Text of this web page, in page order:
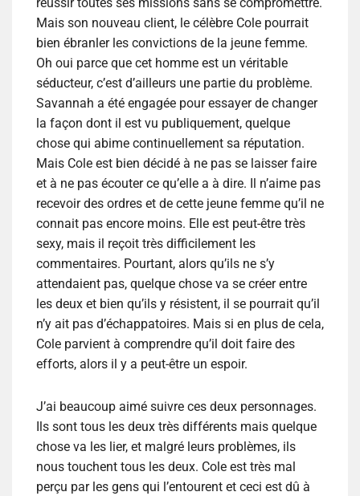
Mais son nouveau client, le célèbre Cole pourrait
bien ébranler les convictions de la jeune femme.
Oh oui parce que cet homme est un véritable
séducteur, c’est d’ailleurs une partie du problème.
Savannah a été engagée pour essayer de changer
la façon dont il est vu publiquement, quelque
chose qui abime continuellement sa réputation.
Mais Cole est bien décidé à ne pas se laisser faire
et à ne pas écouter ce qu’elle a à dire. Il n’aime pas
recevoir des ordres et de cette jeune femme qu’il ne
connait pas encore moins. Elle est peut-être très
sexy, mais il reçoit très difficilement les
commentaires. Pourtant, alors qu’ils ne s’y
attendaient pas, quelque chose va se créer entre
les deux et bien qu’ils y résistent, il se pourrait qu’il
n’y ait pas d’échappatoires. Mais si en plus de cela,
Cole parvient à comprendre qu’il doit faire des
efforts, alors il y a peut-être un espoir.
J’ai beaucoup aimé suivre ces deux personnages.
Ils sont tous les deux très différents mais quelque
chose va les lier, et malgré leurs problèmes, ils
nous touchent tous les deux. Cole est très mal
perçu par les gens qui l’entourent et ceci est dû à